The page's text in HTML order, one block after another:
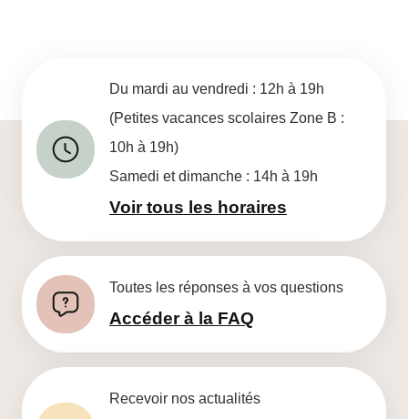
Du mardi au vendredi : 12h à 19h
(Petites vacances scolaires Zone B :
10h à 19h)
Samedi et dimanche : 14h à 19h
Voir tous les horaires
Toutes les réponses à vos questions
Accéder à la FAQ
Recevoir nos actualités